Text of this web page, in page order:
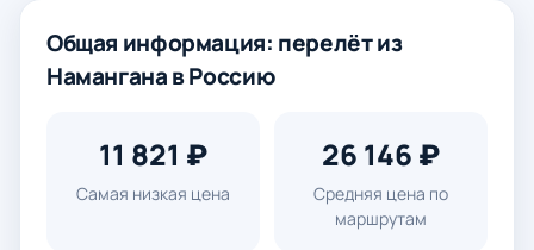
Общая информация: перелёт из
Намангана в Россию
11 821 ₽
Самая низкая цена
26 146 ₽
Средняя цена по
маршрутам